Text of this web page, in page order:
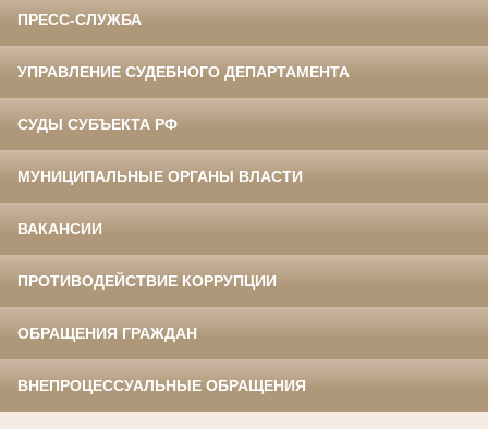
ПРЕСС-СЛУЖБА
УПРАВЛЕНИЕ СУДЕБНОГО ДЕПАРТАМЕНТА
СУДЫ СУБЪЕКТА РФ
МУНИЦИПАЛЬНЫЕ ОРГАНЫ ВЛАСТИ
ВАКАНСИИ
ПРОТИВОДЕЙСТВИЕ КОРРУПЦИИ
ОБРАЩЕНИЯ ГРАЖДАН
ВНЕПРОЦЕССУАЛЬНЫЕ ОБРАЩЕНИЯ